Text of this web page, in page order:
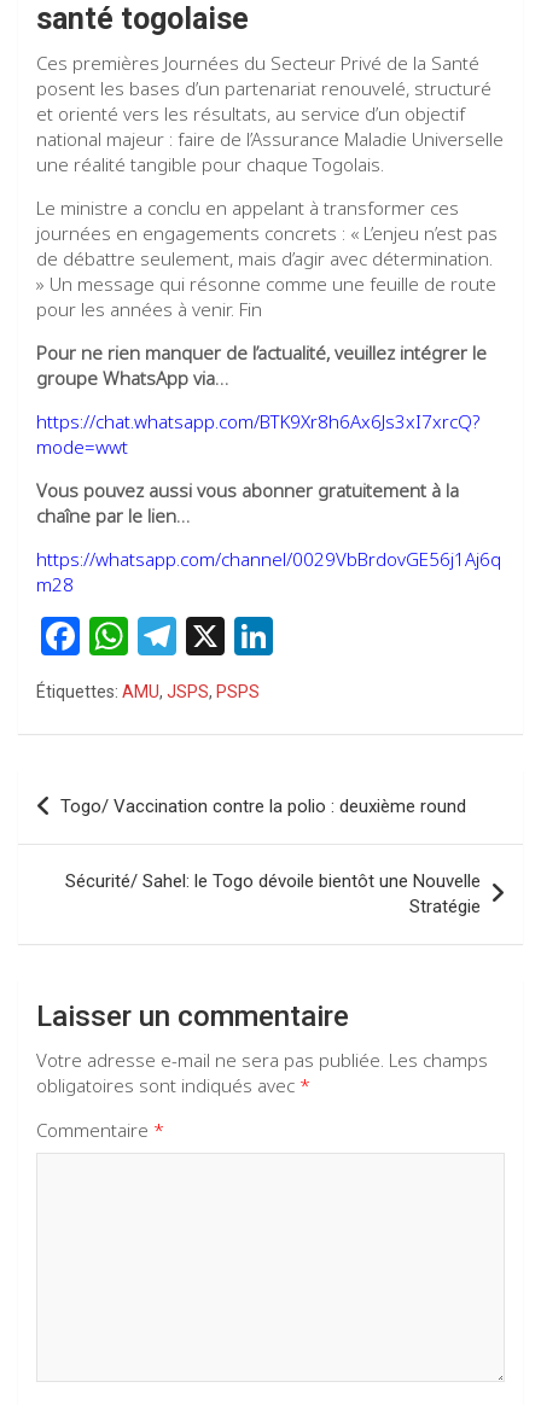
santé togolaise
Ces premières Journées du Secteur Privé de la Santé
posent les bases d’un partenariat renouvelé, structuré
et orienté vers les résultats, au service d’un objectif
national majeur : faire de l’Assurance Maladie Universelle
une réalité tangible pour chaque Togolais.
Le ministre a conclu en appelant à transformer ces
journées en engagements concrets : « L’enjeu n’est pas
de débattre seulement, mais d’agir avec détermination.
» Un message qui résonne comme une feuille de route
pour les années à venir. Fin
Pour ne rien manquer de l’actualité, veuillez intégrer le
groupe WhatsApp via…
https://chat.whatsapp.com/BTK9Xr8h6Ax6Js3xI7xrcQ?
mode=wwt
Vous pouvez aussi vous abonner gratuitement à la
chaîne par le lien…
https://whatsapp.com/channel/0029VbBrdovGE56j1Aj6q
m28
F
a
o
o
k
W
h
at
A
p
T
el
a
X
n
Étiquettes: AMU, JSPS, PSPS
Navigation
de
l’article
Togo/ Vaccination contre la polio : deuxième round
Sécurité/ Sahel: le Togo dévoile bientôt une Nouvelle
Stratégie
Laisser un commentaire
Votre adresse e-mail ne sera pas publiée. Les champs
obligatoires sont indiqués avec *
Commentaire *